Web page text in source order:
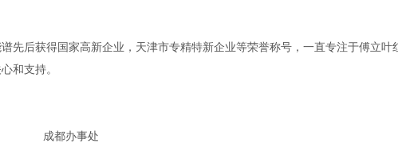
后获得国家高新企业，天津市专精特新企业等荣誉称号，一直专注于傅立叶
和支持。
成都办事处